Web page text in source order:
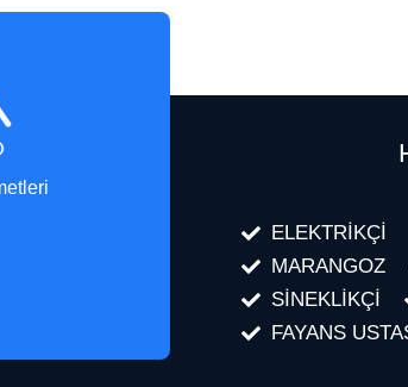
ELEKTRİKÇİ
MARANGOZ
SİNEKLİKÇİ
FAYANS